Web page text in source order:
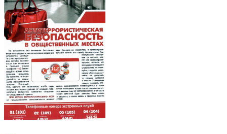
Вверх
Главное содержание